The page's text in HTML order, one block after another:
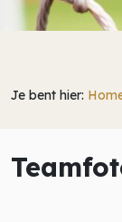
Je bent hier: